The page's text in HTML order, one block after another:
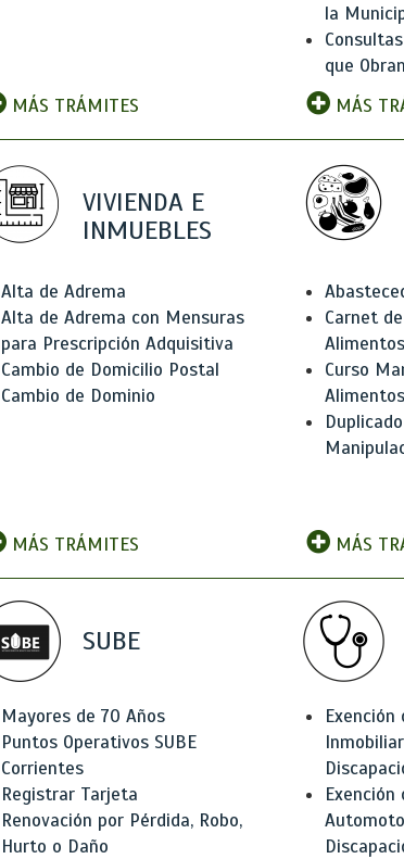
MÁS TRÁMITES
la
que
MÁS
VIVIENDA E
INMUEBLES
Alta de Adrema
Alta de Adrema con Mensuras
para Prescripción Adquisitiva
Cambio de Domicilio Postal
Cambio de Dominio
MÁS TRÁMITES
Carnet
Alimentos
Curso
Alimentos
MÁS
SUBE
Mayores de 70 Años
Puntos Operativos SUBE
Corrientes
Registrar Tarjeta
Renovación por Pérdida, Robo,
Hurto o Daño